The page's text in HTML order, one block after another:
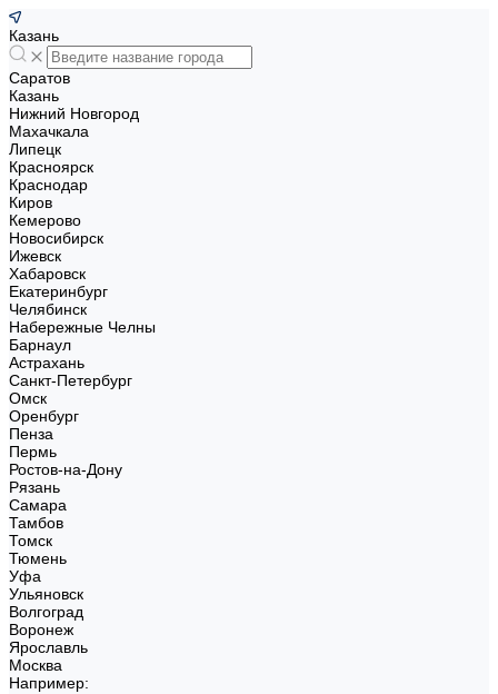
Казань
Саратов
Казань
Нижний Новгород
Махачкала
Липецк
Красноярск
Краснодар
Киров
Кемерово
Новосибирск
Ижевск
Хабаровск
Екатеринбург
Челябинск
Набережные Челны
Барнаул
Астрахань
Санкт-Петербург
Омск
Оренбург
Пенза
Пермь
Ростов-на-Дону
Рязань
Самара
Тамбов
Томск
Тюмень
Уфа
Ульяновск
Волгоград
Воронеж
Ярославль
Москва
Например: